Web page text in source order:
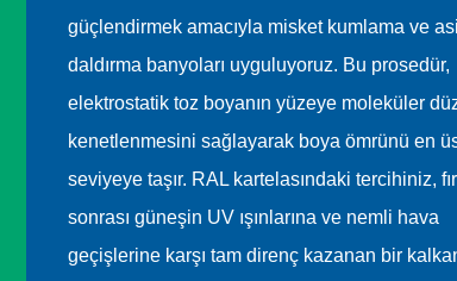
güçlendirmek amacıyla misket kumlama ve
daldırma banyoları uyguluyoruz. Bu prosedür,
elektrostatik toz boyanın yüzeye moleküler
kenetlenmesini sağlayarak boya ömrünü en
seviyeye taşır. RAL kartelasındaki tercihiniz,
sonrası güneşin UV ışınlarına ve nemli hava
geçişlerine karşı tam direnç kazanan bir